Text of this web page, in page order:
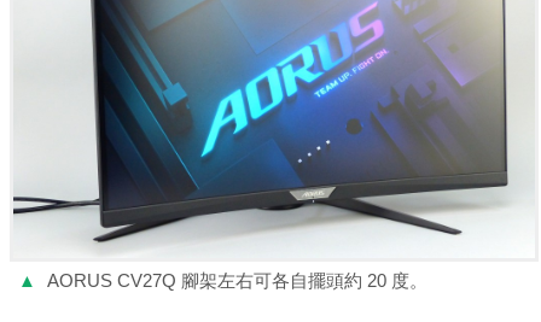
▲ AORUS CV27Q 腳架左右可各自擺頭約 20 度。